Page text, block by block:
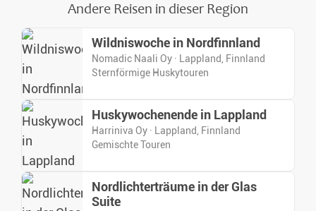
Andere Reisen in dieser Region
Wildniswoche in Nordfinnland
Nomadic Naali Oy · Lappland, Finnland
Sternförmige Huskytouren
Huskywochenende in Lappland
Harriniva Oy · Lappland, Finnland
Gemischte Touren
Nordlichterträume in der Glas
Suite